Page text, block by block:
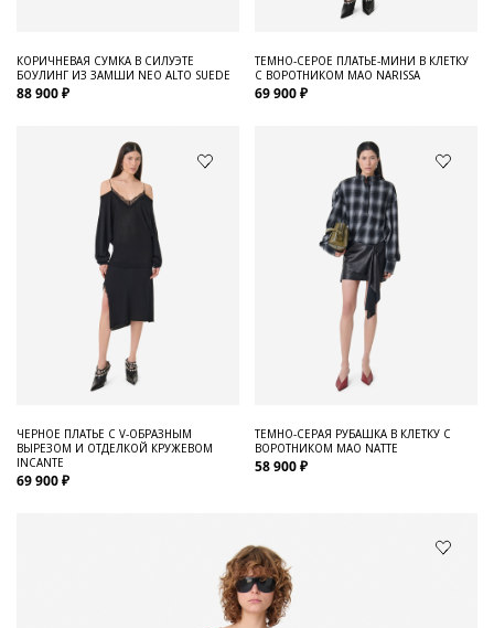
КОРИЧНЕВАЯ СУМКА В СИЛУЭТЕ
БОУЛИНГ ИЗ ЗАМШИ NEO ALTO SUEDE
88 900 ₽
ТЕМНО-СЕРОЕ ПЛАТЬЕ-МИНИ В КЛЕТКУ
С ВОРОТНИКОМ МАО NARISSA
69 900 ₽
ЧЕРНОЕ ПЛАТЬЕ С V-ОБРАЗНЫМ
ВЫРЕЗОМ И ОТДЕЛКОЙ КРУЖЕВОМ
INCANTE
69 900 ₽
ТЕМНО-СЕРАЯ РУБАШКА В КЛЕТКУ С
ВОРОТНИКОМ МАО NATTE
58 900 ₽